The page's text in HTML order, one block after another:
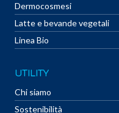
Dermocosmesi
Latte e bevande vegetali
Linea Bio
UTILITY
Chi siamo
Sostenibilità